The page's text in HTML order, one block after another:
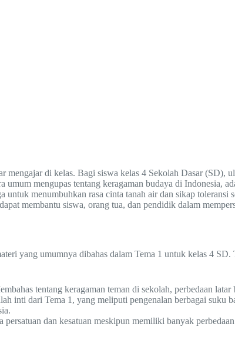
di kelas. Bagi siswa kelas 4 Sekolah Dasar (SD),
umum mengupas tentang keragaman budaya di Indonesia,
untuk menumbuhkan rasa cinta tanah air dan sikap
membantu siswa, orang tua, dan pendidik dalam
yang umumnya dibahas dalam Tema 1 untuk kelas 4
tentang keragaman teman di sekolah, perbedaan
inti dari Tema 1, yang meliputi pengenalan berbagai suku
persatuan dan kesatuan meskipun memiliki banyak